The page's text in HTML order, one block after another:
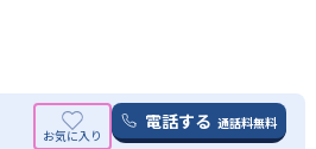
により、リーズナブルな価格を
は注意が必要だ。
桜台高校 -
電話する 通話料無料